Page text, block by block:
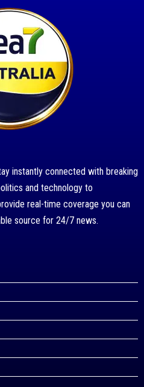
instantly connected with breaking
and technology to
real-time coverage you can
source for 24/7 news.